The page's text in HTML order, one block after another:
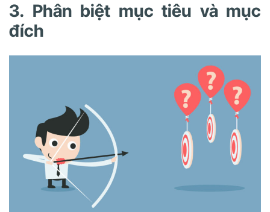
3. Phân biệt mục tiêu và mục
đích